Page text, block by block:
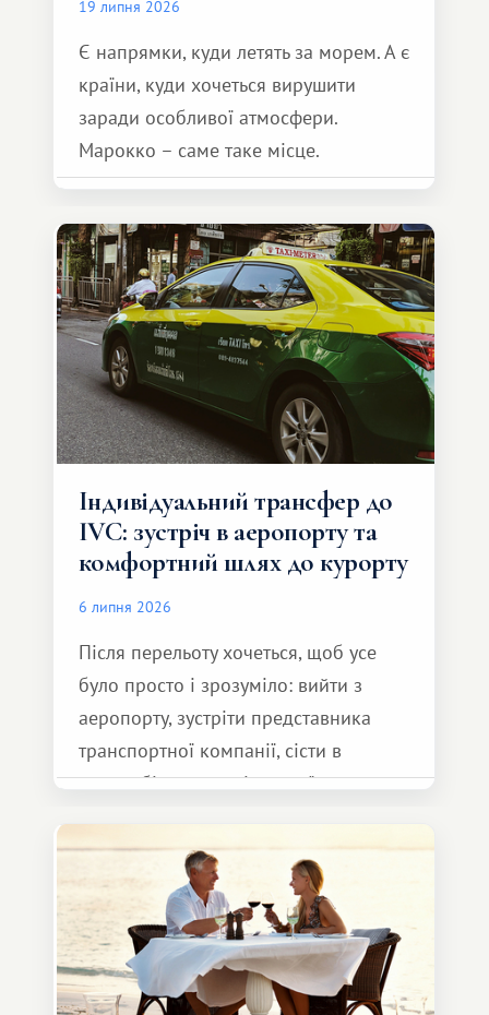
19 липня 2026
Є напрямки, куди летять за морем. А є
країни, куди хочеться вирушити
заради особливої ​​атмосфери.
Марокко – саме таке місце.
Індивідуальний трансфер до
IVC: зустріч в аеропорту та
комфортний шлях до курорту
6 липня 2026
Після перельоту хочеться, щоб усе
було просто і зрозуміло: вийти з
аеропорту, зустріти представника
транспортної компанії, сісти в
автомобіль та спокійно доїхати до